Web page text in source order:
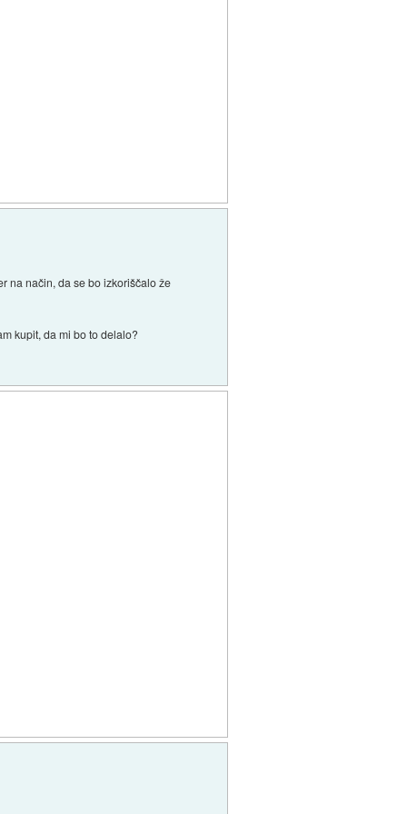
na način, da se bo izkoriščalo že
kupit, da mi bo to delalo?